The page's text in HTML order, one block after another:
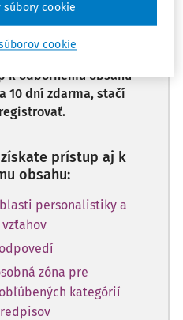
z tejto oblasti je
portálu.
k odbornému obsahu
10 dní zdarma, stačí
prístup aj k
obsahu:
personalistiky a
zóna pre
kategórií
cookie
cookie